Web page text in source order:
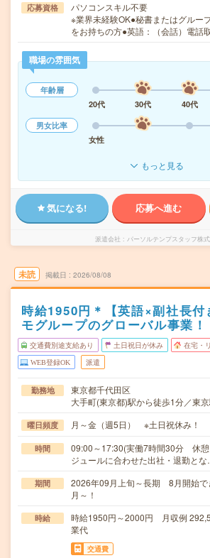
応募資格
パソコンスキル不要
※業界未経験OK●秘書またはグルー
をお持ちの方●英語：（会話）電話
職場の雰囲気
年齢層
20代
30代 40代
男女比率
女性
もっと見る
気になる! 応募へ進む
派遣会社 パーソルテンプスタッフ株
未読 掲載日 2026/08/08
時給1950円＊【英語×副社長付
モグループのグローバル事業！
交通費別途支給あり 土日祝日が休み 在宅・
WEB登録OK 派遣
勤務地
東京都千代田区
大手町(東京都)駅から徒歩1分／東
曜日頻度 月～金（週5日） ※土日祝休み！
時間
09:00～17:30(実働7時間30分 休憩
ジュールに合わせた出社・退勤と
期間
2026年09月上旬～長期 8月開始
月～！
時給
時給1950円～2000円 月収例
業代
交通費